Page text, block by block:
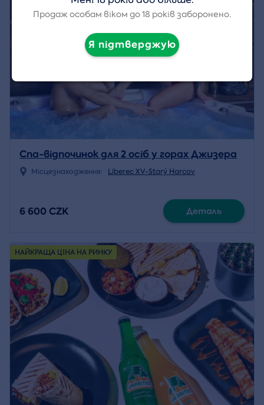
Спа-відпочинок для 2 осіб у горах Джизера
Місцезнаходження: Liberec XV-Starý Harcov
6 600 CZK Деталь
НАЙКРАЩА ЦІНА НА РИНКУ
Продаж особам віком до 18 років заборонено.
Я підтверджую